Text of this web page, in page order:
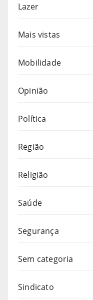
Lazer
Mais vistas
Mobilidade
Opinião
Política
Região
Religião
Saúde
Segurança
Sem categoria
Sindicato